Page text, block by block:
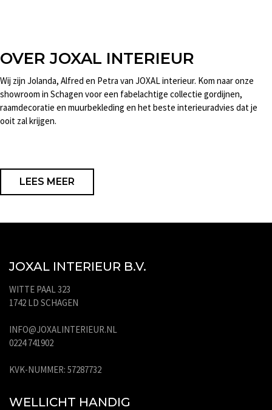
OVER JOXAL INTERIEUR
Wij zijn Jolanda, Alfred en Petra van JOXAL interieur. Kom naar onze
showroom in Schagen voor een fabelachtige collectie gordijnen,
raamdecoratie en muurbekleding en het beste interieuradvies dat je
ooit zal krijgen.
LEES MEER
JOXAL INTERIEUR B.V.
WITTE PAAL 323
1742 LD SCHAGEN
INFO@JOXALINTERIEUR.NL
0224 741902
KVK-NUMMER: 57287732
WELLICHT HANDIG